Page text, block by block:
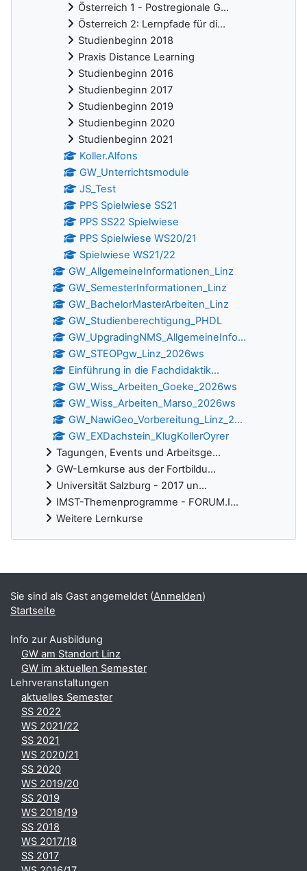
Österreich 1 - Postregionale G...
Österreich 2: Lernpfade für di...
Studienbeginn 2018
Praxis Distance Learning
Studienbeginn 2016
Studienbeginn 2017
Studienbeginn 2019
Studienbeginn 2020
Studienbeginn 2021
Koller.Alfons
GW_Unterrichtsmodule
JS_Test
PPS Spielwiese SS21
PPS SS22 Spielwiese
PPS Spielwiese WS20/21
Spielwiese WS21/22
GW_AllgemeineInformationen_Linz
GW_SemesterInformationen_Linz
GW_BachelorMasterArbeiten_Linz
GW_Studienberechtigung_PHDL
GW_UpgradingNMS_AllgemeineInfo...
GW_STEOPgw_Linz_2026ws
Einführung in die Fachdidaktik...
GW_Wiss_Arbeiten_Goeke_2026ws
GW_Wiss_Arbeiten_Marso_2026ws
GW_NawiGeo_Vorbereitung_Linz_2...
GW_EXDachstein_KlugKollerOyrer
Tagungen, Events und Arbeitsge...
GW-Lernkurse aus der Fortbildu...
Universität Salzburg - 2017 un...
IMST-Themenprogramme - FORUM.I...
Weitere Lernkurse
Ergänzungsblöcke
Sie sind als Gast angemeldet (Anmelden)
Startseite
Info zur Ausbildung
GW am Standort Linz
GW im aktuellen Semester
Lehrveranstaltungen
aktuelles Semester
SS 2022
WS 2021/22
SS 2021
WS 2020/21
SS 2020
WS 2019/20
SS 2019
WS 2018/19
SS 2018
WS 2017/18
SS 2017